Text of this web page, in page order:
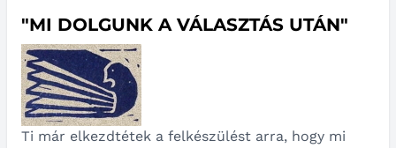
"MI DOLGUNK A VÁLASZTÁS UTÁN"
Ti már elkezdtétek a felkészülést arra, hogy mi